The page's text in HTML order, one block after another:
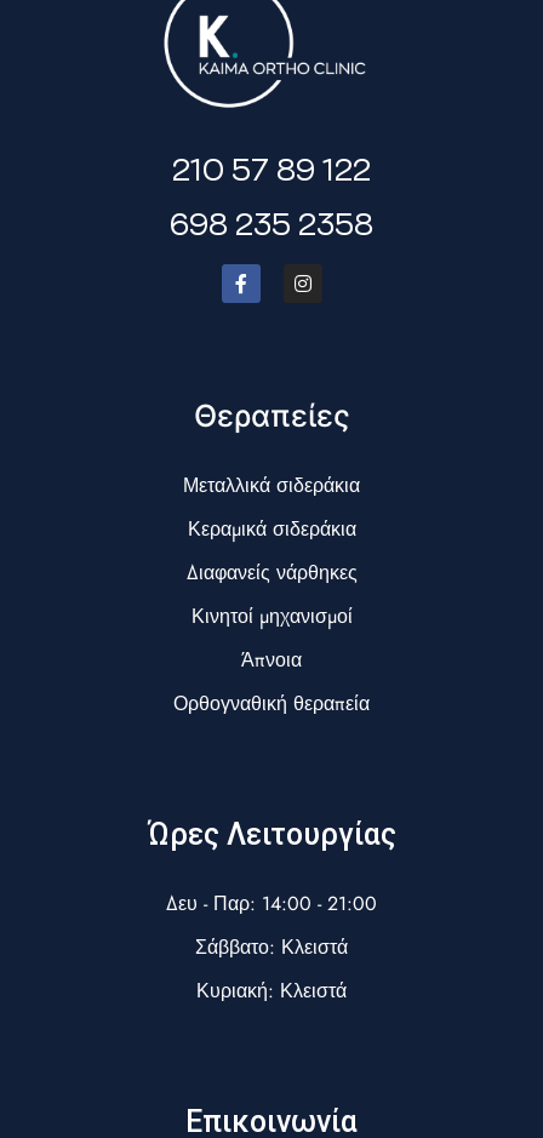
210 57 89 122
698 235 2358
Θεραπείες
Μεταλλικά σιδεράκια
Κεραμικά σιδεράκια
Διαφανείς νάρθηκες
Κινητοί μηχανισμοί
Άπνοια
Ορθογναθική θεραπεία
Ώρες Λειτουργίας
Δευ - Παρ: 14:00 - 21:00
Σάββατο: Κλειστά
Κυριακή: Κλειστά
Επικοινωνία